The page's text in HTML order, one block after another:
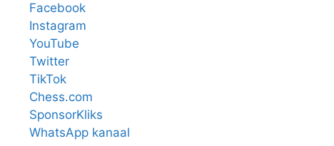
Facebook
Instagram
YouTube
Twitter
TikTok
Chess.com
SponsorKliks
WhatsApp kanaal